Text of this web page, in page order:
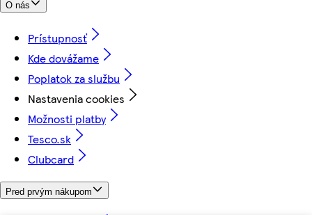
O nás
Prístupnosť
Kde dovážame
Poplatok za službu
Nastavenia cookies
Možnosti platby
Tesco.sk
Clubcard
Pred prvým nákupom